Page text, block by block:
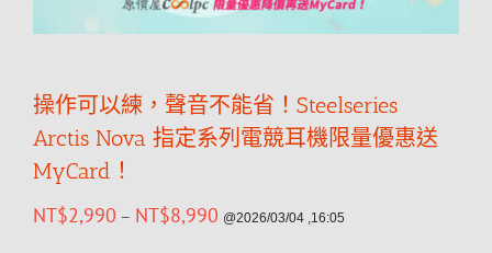
操作可以練，聲音不能省！Steelseries
Arctis Nova 指定系列電競耳機限量優惠送
MyCard！
NT$2,990 – NT$8,990 @2026/03/04 ,16:05